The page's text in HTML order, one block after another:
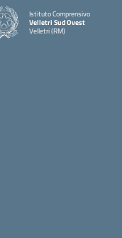
Istituto Comprensivo
Velletri Sud Ovest
Velletri (RM)